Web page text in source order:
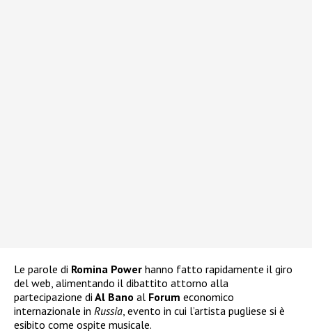
Le parole di Romina Power hanno fatto rapidamente il giro
del web, alimentando il dibattito attorno alla
partecipazione di Al Bano al Forum economico
internazionale in Russia, evento in cui l’artista pugliese si è
esibito come ospite musicale.